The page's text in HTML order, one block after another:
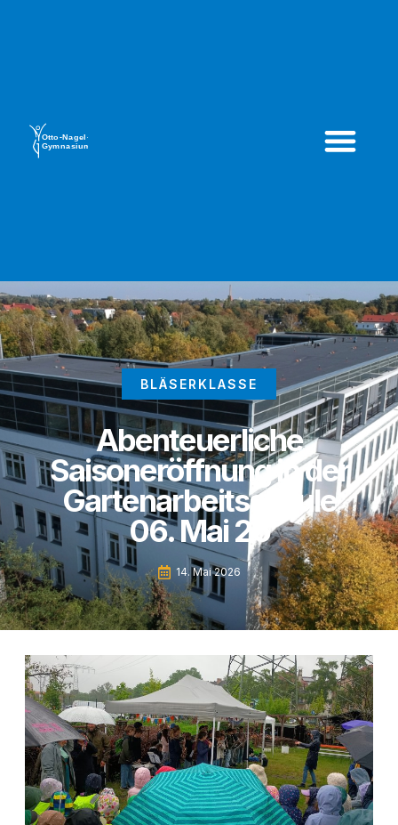
BLÄSERKLASSE
Abenteuerliche
Saisoneröffnung in der
Gartenarbeitsschule
06. Mai 26
14. Mai 2026